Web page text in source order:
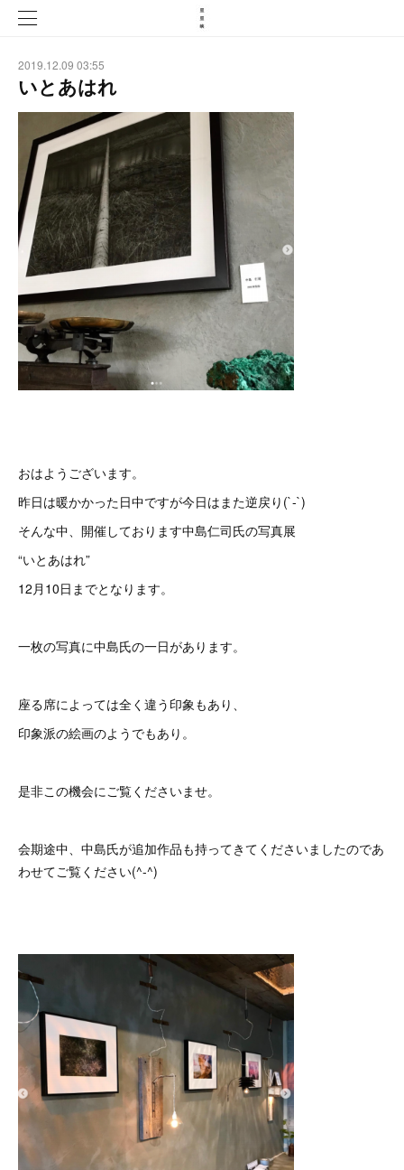
2019.12.09 03:55
いとあはれ
おはようございます。
昨日は暖かかった日中ですが今日はまた逆戻り(`-`)
そんな中、開催しております中島仁司氏の写真展
“いとあはれ”
12月10日までとなります。
一枚の写真に中島氏の一日があります。
座る席によっては全く違う印象もあり 、
印象派の絵画のようでもあり。
是非この機会にご覧くださいませ。
会期途中、中島氏が追加作品も持ってきてくださいましたのであ
わせてご覧ください(^-^)